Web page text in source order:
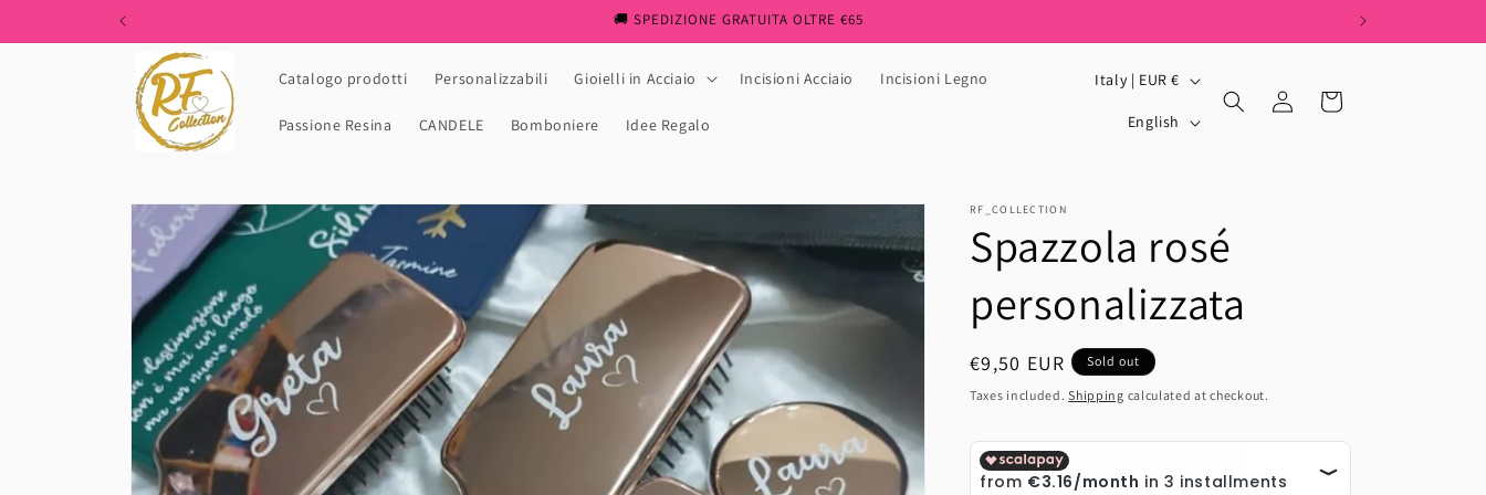
🚚 SPEDIZIONE GRATUITA OLTRE €65
Catalogo prodotti Personalizzabili Gioielli in Acciaio Incisioni Acciaio Incisioni Legno
Passione Resina CANDELE Bomboniere Idee Regalo
C
r
/
r
e
i
o
Italy | EUR €
u
a
g
e
English
in
Cart
Skip to
product
information
RF_COLLECTION
Spazzola rosé
personalizzata
Regular
price
€9,50 EUR Sold out
Taxes included.Shipping calculated at checkout.